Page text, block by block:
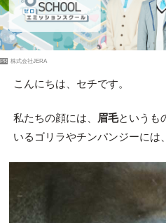
PR 株式会社JERA
こんにちは、セチです。
私たちの顔には、 眉毛というも
いるゴリラやチンパンジーには